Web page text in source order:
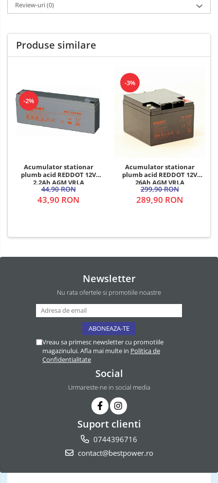
Review-uri(0)
Produse similare
-2%
Acumulator stationar
plumb acid REDDOT 12V
2.2Ah AGM VRLA
44,90 RON
43,90 RON
-3%
Acumulator stationar
plumb acid REDDOT 12V
26Ah AGM VRLA
299,90 RON
289,90 RON
Newsletter
Nu rata ofertele si promotiile noastre
Vreau sa primesc newsletter cu promotiile
magazinului. Afla mai multe in Politica de
Confidentialitate
Social
Urmareste-ne in social media
Suport clienti
0744396716
contact@bestpower.ro